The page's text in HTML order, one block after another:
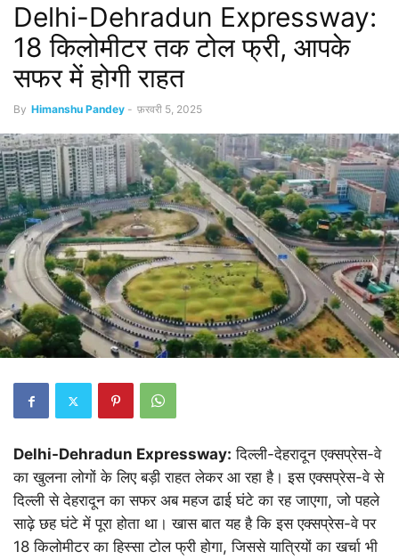
Delhi-Dehradun Expressway:
18 किलोमीटर तक टोल फ्री, आपके
सफर में होगी राहत
By Himanshu Pandey - फ़रवरी 5, 2025
Delhi-Dehradun Expressway: दिल्ली-देहरादून एक्सप्रेस-वे
का खुलना लोगों के लिए बड़ी राहत लेकर आ रहा है। इस एक्सप्रेस-वे से
दिल्ली से देहरादून का सफर अब महज ढाई घंटे का रह जाएगा, जो पहले
साढ़े छह घंटे में पूरा होता था। खास बात यह है कि इस एक्सप्रेस-वे पर
18 किलोमीटर का हिस्सा टोल फ्री होगा, जिससे यात्रियों का खर्चा भी